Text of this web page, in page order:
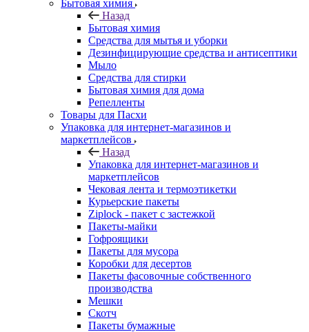
Бытовая химия
Назад
Бытовая химия
Средства для мытья и уборки
Дезинфицирующие средства и антисептики
Мыло
Средства для стирки
Бытовая химия для дома
Репелленты
Товары для Пасхи
Упаковка для интернет-магазинов и
маркетплейсов
Назад
Упаковка для интернет-магазинов и
маркетплейсов
Чековая лента и термоэтикетки
Курьерские пакеты
Ziplock - пакет с застежкой
Пакеты-майки
Гофроящики
Пакеты для мусора
Коробки для десертов
Пакеты фасовочные собственного
производства
Мешки
Скотч
Пакеты бумажные